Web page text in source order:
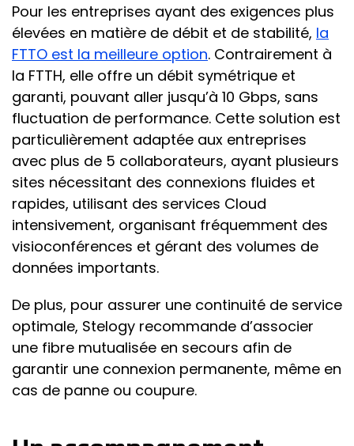
Pour les entreprises ayant des exigences plus
élevées en matière de débit et de stabilité, la
FTTO est la meilleure option. Contrairement à
la FTTH, elle offre un débit symétrique et
garanti, pouvant aller jusqu’à 10 Gbps, sans
fluctuation de performance. Cette solution est
particulièrement adaptée aux entreprises
avec plus de 5 collaborateurs, ayant plusieurs
sites nécessitant des connexions fluides et
rapides, utilisant des services Cloud
intensivement, organisant fréquemment des
visioconférences et gérant des volumes de
données importants.
De plus, pour assurer une continuité de service
optimale, Stelogy recommande d’associer
une fibre mutualisée en secours afin de
garantir une connexion permanente, même en
cas de panne ou coupure.